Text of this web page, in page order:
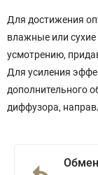
Для достижения
влажные или
усмотрению,
Для усиления
дополнительного
диффузора,